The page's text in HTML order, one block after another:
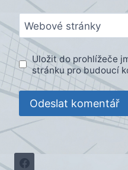
Webové stránky
Uložit do prohlížeče
stránku pro budoucí